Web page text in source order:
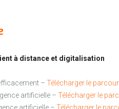
à distance et digitalisation
– Télécharger le
artificielle – Télécharger le